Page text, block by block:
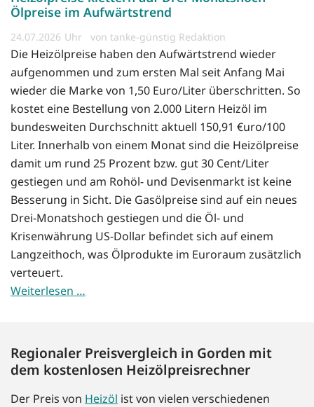
Ölpreise im Aufwärtstrend
24.07.2026 von tanke-günstig Redaktion
Die Heizölpreise haben den Aufwärtstrend wieder
aufgenommen und zum ersten Mal seit Anfang Mai
wieder die Marke von 1,50 Euro/Liter überschritten. So
kostet eine Bestellung von 2.000 Litern Heizöl im
bundesweiten Durchschnitt aktuell 150,91 €uro/100
Liter. Innerhalb von einem Monat sind die Heizölpreise
damit um rund 25 Prozent bzw. gut 30 Cent/Liter
gestiegen und am Rohöl- und Devisenmarkt ist keine
Besserung in Sicht. Die Gasölpreise sind auf ein neues
Drei-Monatshoch gestiegen und die Öl- und
Krisenwährung US-Dollar befindet sich auf einem
Langzeithoch, was Ölprodukte im Euroraum zusätzlich
verteuert.
Weiterlesen …
Regionaler Preisvergleich in Gorden mit
dem kostenlosen Heizölpreisrechner
Der Preis von Heizöl ist von vielen verschiedenen